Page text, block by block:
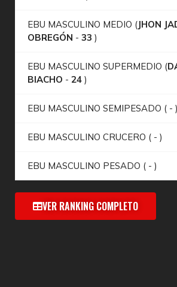
EBU MASCULINO MEDIO (JHON
OBREGÓN - 33 )
EBU MASCULINO SUPERMEDIO (
BIACHO - 24 )
EBU MASCULINO SEMIPESADO ( -
EBU MASCULINO CRUCERO ( - )
EBU MASCULINO PESADO ( - )
VER RANKING COMPLETO